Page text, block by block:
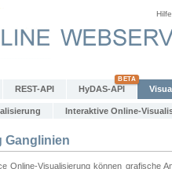
Hilfe
REST-API HyDAS-API
Interaktive Online-
Ganglinien
Online-Visualisierung können grafische